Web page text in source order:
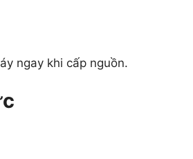
ngay khi cấp nguồn.